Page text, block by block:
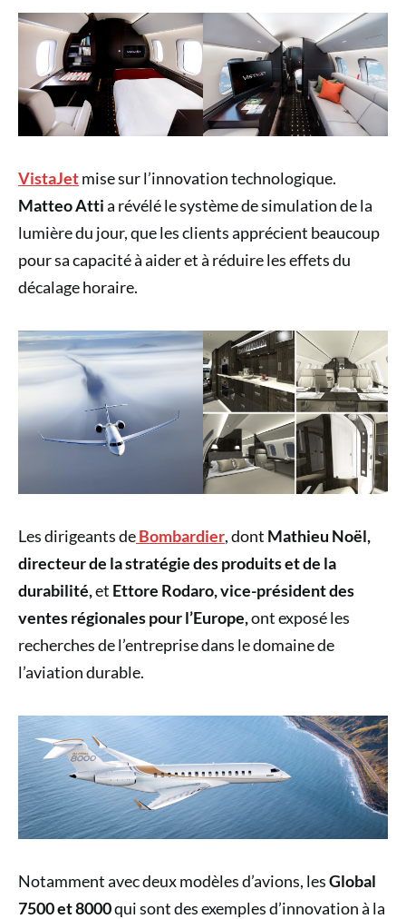
VistaJetmise sur l’innovation technologique.
Matteo Attia révélé le système de simulation de la
lumière du jour, que les clients apprécient beaucoup
pour sa capacité à aider et à réduire les effets du
décalage horaire.
Les dirigeants deBombardier, dont Mathieu Noël,
directeur de la stratégie des produits et de la
durabilité,et Ettore Rodaro, vice-président des
ventes régionales pour l’Europe,ont exposé les
recherches de l’entreprise dans le domaine de
l’aviation durable.
Notamment avec deux modèles d’avions, lesGlobal
7500 et 8000qui sont des exemples d’innovation à la